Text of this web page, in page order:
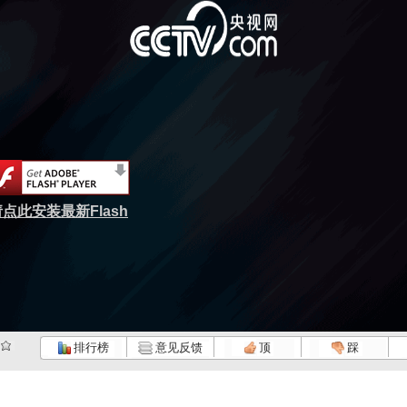
点此安装最新Flash
排行榜 意见反馈 顶 踩